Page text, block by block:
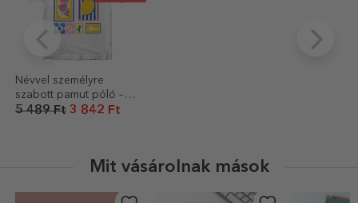
Névvel személyre
szabott pamut póló –
Summer
5 489 Ft 3 842 Ft
Mit vásárolnak mások